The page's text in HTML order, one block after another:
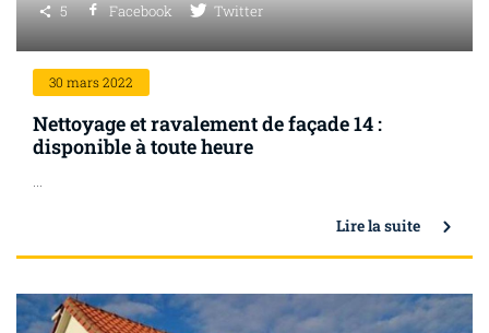
5 Facebook Twitter
30 mars 2022
Nettoyage et ravalement de façade 14 :
disponible à toute heure
...
Lire la suite